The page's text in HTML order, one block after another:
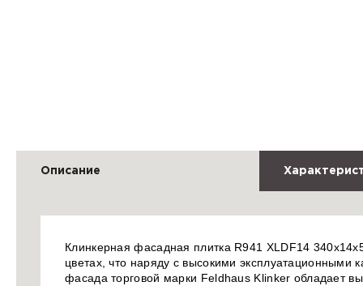
Описание
Клинкерная фасадная плитка R941 XLDF14
цветах, что наряду с высокими эксплуатационными
фасада торговой марки Feldhaus Klinker обладает